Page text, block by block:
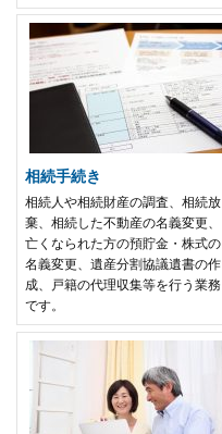
相続手続き
相続人や相続財産の調査、相続放
棄、相続した不動産の名義変更、
亡くなられた方の預貯金・株式の
名義変更、遺産分割協議遺書の作
成、戸籍の代理収集等を行う業務
です。